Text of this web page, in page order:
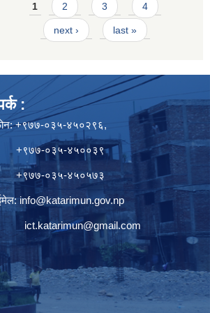
Pages
1 2 3 4
next › last »
:
+९७७-०३५-४५०२९६,
०३५-४५००३९
०३५-४५०५७३
info@katarimun.gov.np
ict.katarimun@gmail.com